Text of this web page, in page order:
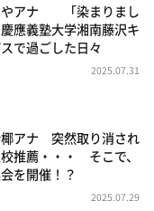
タ
やアナ 「染まりまし
應義塾大学湘南藤沢キ
で過ごした日々
2025.07.31
アナ 突然取り消され
推薦・・・ そこで、
を開催！？
2025.07.29